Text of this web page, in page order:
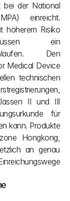
bei der National
einreicht.
höherem Risiko
ein
Den
Medical Device
technischen
II und III
für
kann. Produkte
Hongkong,
an genau